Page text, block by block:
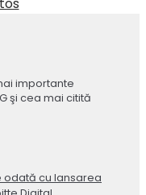
importante
şi cea mai citită
odată cu lansarea